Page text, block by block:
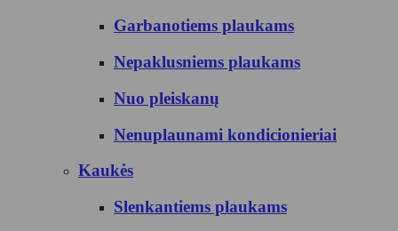
Garbanotiems plaukams
Nepaklusniems plaukams
Nuo pleiskanų
Nenuplaunami kondicionieriai
Kaukės
Slenkantiems plaukams